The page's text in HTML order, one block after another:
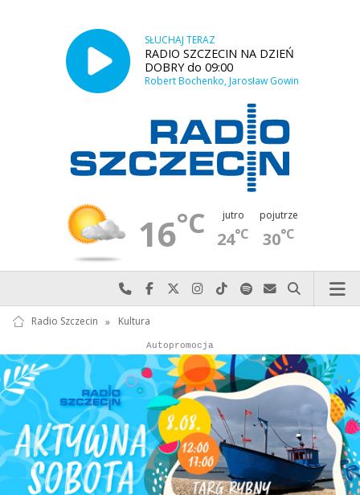
SŁUCHAJ TERAZ
RADIO SZCZECIN NA DZIEŃ
DOBRY do 09:00
Robert Bochenko, Jarosław Gowin
16°C jutro
24°C
pojutrze
30°C
Najlepiej po prostu do nas zadzwoń
Odwiedź nas na Facebook-u
Odwiedź nas na X
Odwiedź nas na Instagram-ie
Odwiedź nas na TikTok-u
Szukaj nas na Spotify
Wyślij do nas
Szukaj
Radio Szczecin » Kultura
Reklama
Autopromocja
Autopromocja